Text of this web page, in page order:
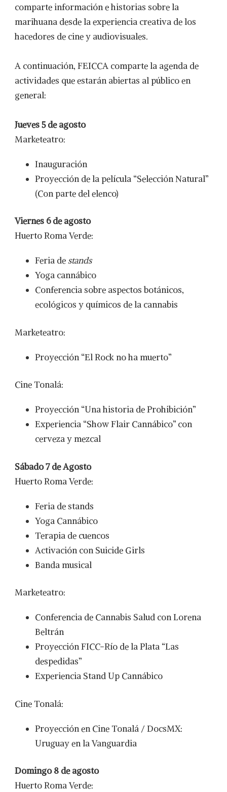
comparte información e historias sobre la
marihuana desde la experiencia creativa de los
hacedores de cine y audiovisuales.
A continuación, FEICCA comparte la agenda de
actividades que estarán abiertas al público en
general:
Jueves 5 de agosto
Marketeatro:
Inauguración
Proyección de la película “Selección Natural”
(Con parte del elenco)
Viernes 6 de agosto
Huerto Roma Verde:
Feria destands
Yoga cannábico
Conferencia sobre aspectos botánicos,
ecológicos y químicos de la cannabis
Marketeatro:
Proyección “El Rock no ha muerto”
Cine Tonalá:
Proyección “Una historia de Prohibición”
Experiencia “Show Flair Cannábico” con
cerveza y mezcal
Sábado 7 de Agosto
Huerto Roma Verde:
Feria de stands
Yoga Cannábico
Terapia de cuencos
Activación con Suicide Girls
Banda musical
Marketeatro:
Conferencia de Cannabis Salud con Lorena
Beltrán
Proyección FICC-Río de la Plata “Las
despedidas”
Experiencia Stand Up Cannábico
Cine Tonalá:
Proyección en Cine Tonalá / DocsMX:
Uruguay en la Vanguardia
Domingo 8 de agosto
Huerto Roma Verde: